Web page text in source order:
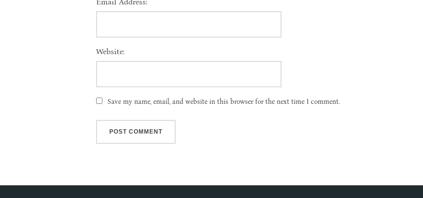
Email Address:
Website:
Save my name, email, and website in this browser for the next time I comment.